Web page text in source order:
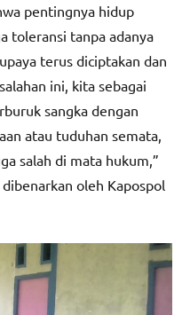
pentingnya hidup
toleransi tanpa adanya
terus diciptakan dan
ini, kita sebagai
sangka dengan
atau tuduhan semata,
salah di mata hukum,”
oleh Kapospol